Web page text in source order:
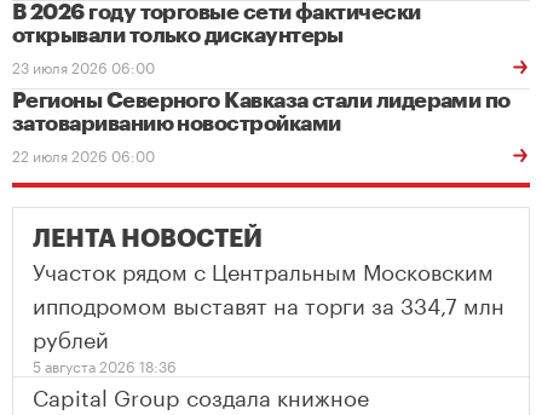
В 2026 году торговые сети фактически
открывали только дискаунтеры
23 июля 2026 06:00
Регионы Северного Кавказа стали лидерами по
затовариванию новостройками
22 июля 2026 06:00
ЛЕНТА НОВОСТЕЙ
Участок рядом с Центральным Московским
ипподромом выставят на торги за 334,7 млн
рублей
5 августа 2026 18:36
Capital Group создала книжное